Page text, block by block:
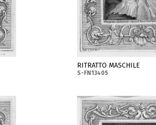
RITRATTO MASCHILE
S-FN13405